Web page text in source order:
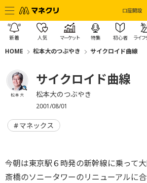
口座開設
新着 人気 マーケット 特集 初心者 ライフ
HOME 松本大のつぶやき サイクロイド曲線
松本 大
サイクロイド曲線
松本大のつぶやき
2001/08/01
マネックス
今朝は東京駅６時発の新幹線に乗って
斎橋のソニータワーのリニューアルに